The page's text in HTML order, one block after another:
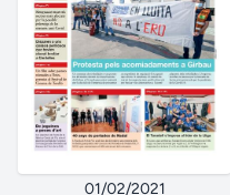
01/02/2021